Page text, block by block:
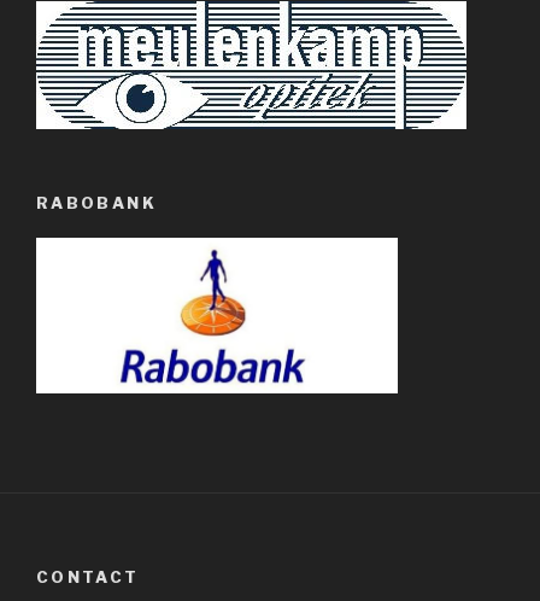
RABOBANK
CONTACT